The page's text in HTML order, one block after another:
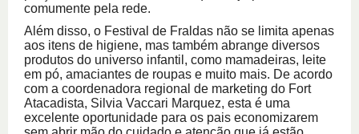
comumente pela rede.
Além disso, o Festival de Fraldas não se limita apenas
aos itens de higiene, mas também abrange diversos
produtos do universo infantil, como mamadeiras, leite
em pó, amaciantes de roupas e muito mais. De acordo
com a coordenadora regional de marketing do Fort
Atacadista, Silvia Vaccari Marquez, esta é uma
excelente oportunidade para os pais economizarem